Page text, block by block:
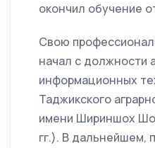
окончил обучение
Свою
начал с должности
информационных
Таджикского
имени Шириншох
гг.). В дальнейшем,